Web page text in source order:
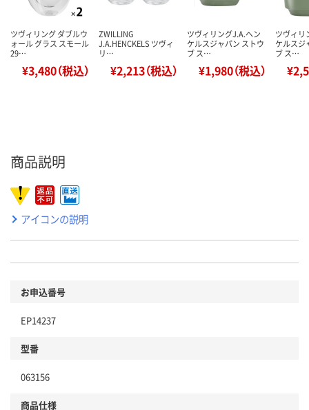
ツヴィリング ダブルウ
ォール グラス スモール
29…
¥3,480（税込）
ZWILLING
J.A.HENCKELS ツヴィ
リ…
¥2,213（税込）
ツヴィリングJ.A.ヘン
ケルスジャパン ストウ
ブ ス…
¥1,980（税込）
ツヴィリ
ケルスジ
ブ ス…
商品説明
アイコンの説明
お申込番号
EP14237
型番
063156
商品仕様